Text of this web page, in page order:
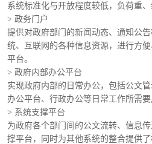
系统标准化与开放程度较低，负荷重
> 政务门户
提供对政府部门的新闻动态、通知公
统、互联网的各种信息资源，进行方
平台。
> 政府内部办公平台
实现政府内部的日常办公，包括公文
办公平台、行政办公等日常工作所需要
> 系统支撑平台
为政府各个部门间的公文流转、信息
撑平台，同时为其他系统的整合提供了